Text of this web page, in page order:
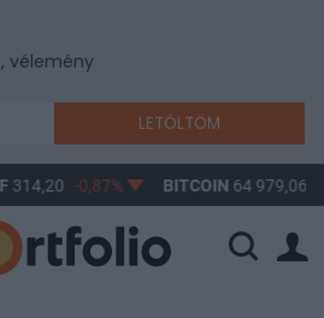
vélemény
LETÖLTÖM
314,20 -0,87% BITCOIN64 979,06